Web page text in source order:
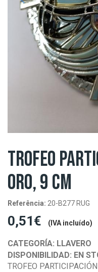
TROFEO
ORO, 9 CM
Referência: 20-B277 RUG
0,51€ (IVA incluído)
CATEGORÍA: LLAVERO
DISPONIBILIDAD: EN
TROFEO